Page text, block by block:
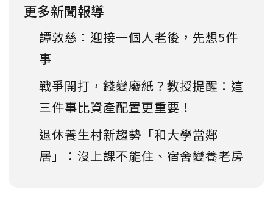
更多新聞報導
譚敦慈：迎接一個人老後，先想5件
事
戰爭開打，錢變廢紙？教授提醒：這
三件事比資產配置更重要！
退休養生村新趨勢「和大學當鄰
居」：沒上課不能住、宿舍變養老房